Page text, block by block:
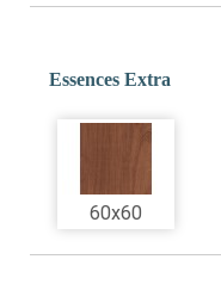
Essences Extra
60x60